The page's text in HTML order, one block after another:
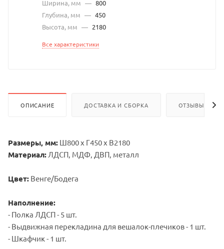
Ширина, мм — 800
Глубина, мм — 450
Высота, мм — 2180
Все характеристики
ОПИСАНИЕ ДОСТАВКА И СБОРКА ОТЗЫВЫ
Размеры, мм: Ш800 х Г450 х В2180
Материал: ЛДСП, МДФ, ДВП, металл
Цвет: Венге/Бодега
Наполнение:
- Полка ЛДСП - 5 шт.
- Выдвижная перекладина для вешалок-плечиков - 1 шт.
- Шкафчик - 1 шт.